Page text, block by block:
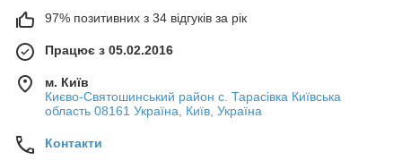
97% позитивних з 34 відгуків за рік
Працює з 05.02.2016
м. Київ
Києво-Святошинський район с. Тарасівка Київська
область 08161 Україна, Київ, Україна
Контакти